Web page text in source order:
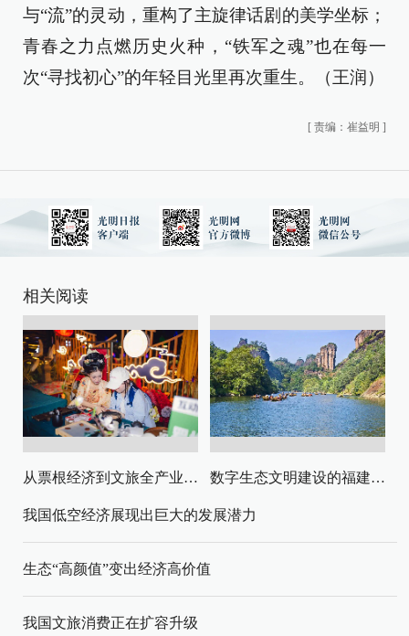
与“流”的灵动，重构了主旋律话剧的美学坐标；
青春之力点燃历史火种，“铁军之魂”也在每一
次“寻找初心”的年轻目光里再次重生。（王润）
[ 责编：崔益明 ]
相关阅读
从票根经济到文旅全产业链升级 数字生态文明建设的福建路径与启示
我国低空经济展现出巨大的发展潜力
生态“高颜值”变出经济高价值
我国文旅消费正在扩容升级